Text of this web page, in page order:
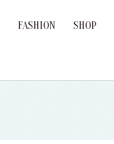
FASHION
SHOP